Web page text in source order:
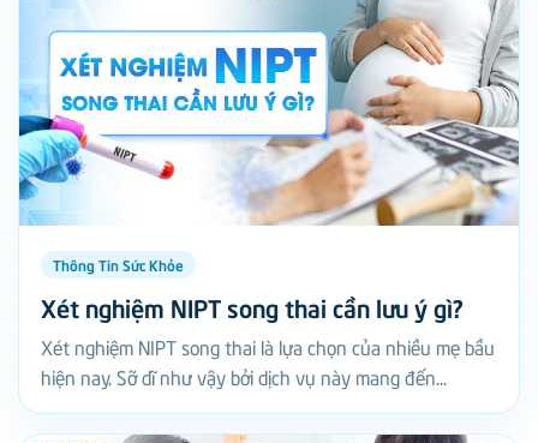
Thông Tin Sức Khỏe
Xét nghiệm NIPT song thai cần lưu ý gì?
Xét nghiệm NIPT song thai là lựa chọn của nhiều mẹ bầu
hiện nay. Sỡ dĩ như vậy bởi dịch vụ này mang đến...